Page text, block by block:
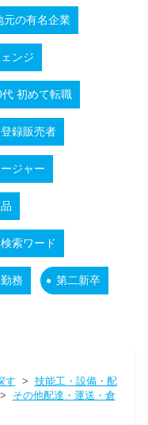
元の有名企業
ンジ
代 初めて転職
登録販売者
ジャー
索ワード
務 第二新卒
す > 技能工・設備・配
その他配達・運送・倉